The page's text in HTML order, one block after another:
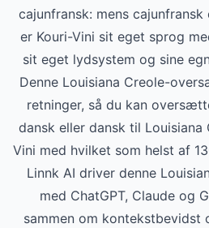
cajunfransk: mens
er Kouri-Vini sit eget sprog
sit eget lydsystem og sine
Denne Louisiana Creole-
retninger, så du kan
dansk eller dansk til
Vini med hvilket som helst af
Linnk AI driver denne
med ChatGPT, Claude og
sammen om